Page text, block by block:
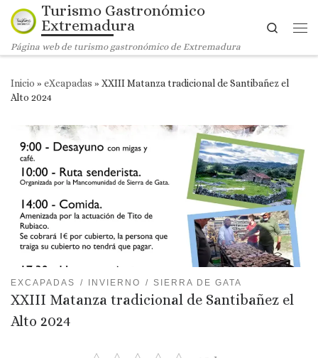
Saltar al contenido
Turismo Gastronómico
Extremadura
Página web de turismo gastronómico de Extremadura
Search
Inicio » eXcapadas » XXIII Matanza tradicional de Santibañez el
Alto 2024
EXCAPADAS INVIERNO SIERRA DE GATA
XXIII Matanza tradicional de Santibañez el
Alto 2024